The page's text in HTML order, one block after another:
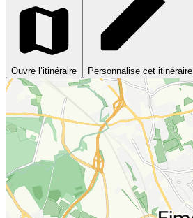
Ouvre l’itinéraire Personnalise cet itinéraire